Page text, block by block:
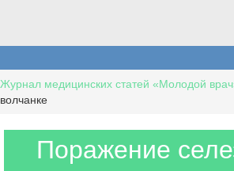
Журнал медицинских статей «Молодой
волчанке
Поражение